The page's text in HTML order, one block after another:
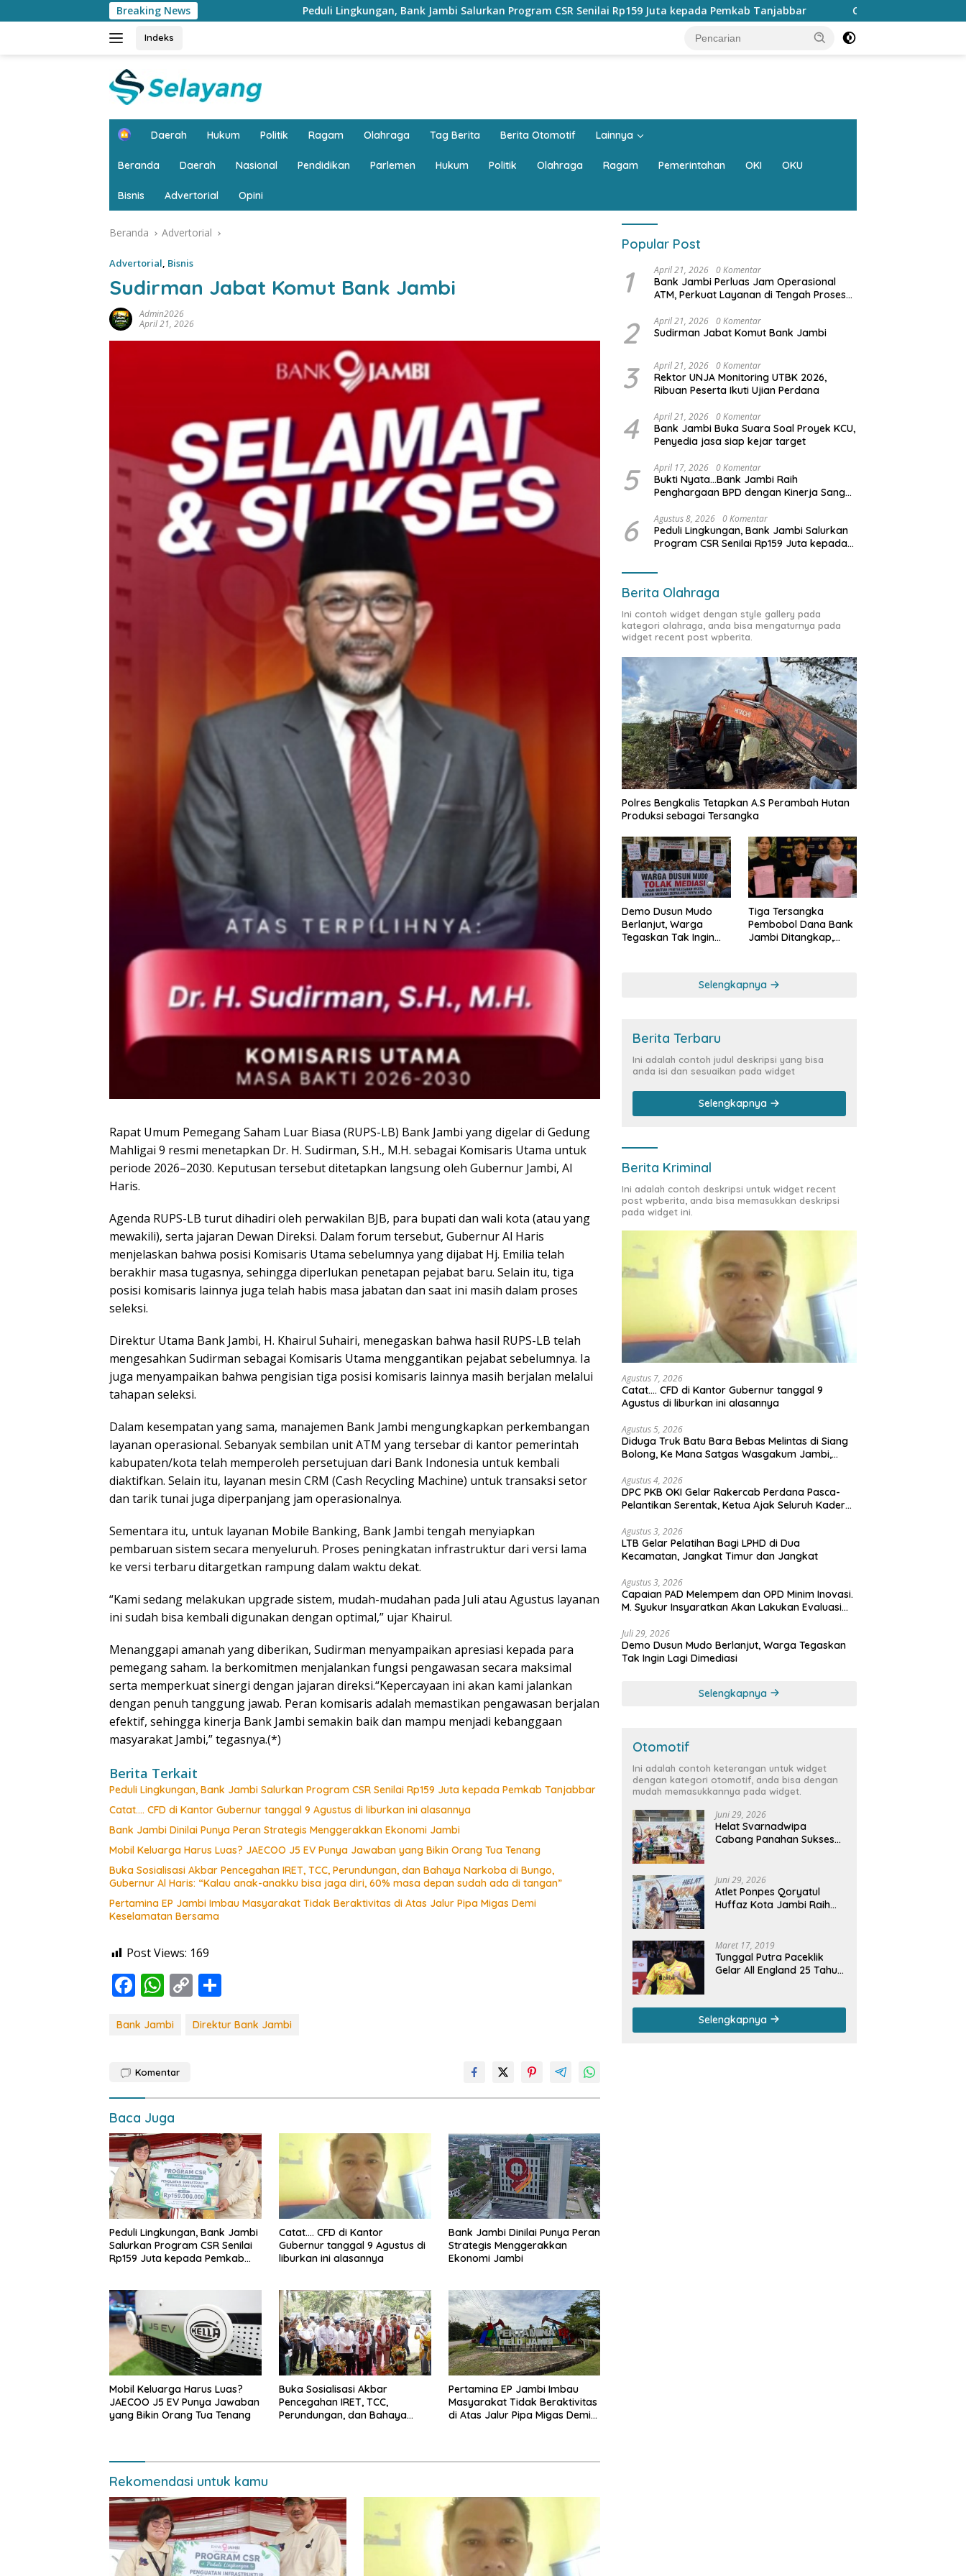
ke
Breaking NewsPeduli Lingkungan, Bank Jambi Salurkan Program CSR Senilai Rp159 Juta kepada Pemkab Tanjabbar Catat…. CFD di Kantor Gubernur tanggal 9
Indeks
H
e
Daerah Hukum Politik Ragam Olahraga Tag Berita Berita Otomotif Lainnya
Beranda Daerah Nasional Pendidikan Parlemen Hukum Politik Olahraga Ragam Pemerintahan OKI OKU
Bisnis Advertorial Opini
Beranda Advertorial
Advertorial, Bisnis
Sudirman Jabat Komut Bank Jambi
Admin2026
April 21, 2026
Rapat Umum Pemegang Saham Luar Biasa (RUPS-LB) Bank Jambi yang digelar di Gedung
Mahligai 9 resmi menetapkan Dr. H. Sudirman, S.H., M.H. sebagai Komisaris Utama untuk
periode 2026–2030. Keputusan tersebut ditetapkan langsung oleh Gubernur Jambi, Al
Haris.
Agenda RUPS-LB turut dihadiri oleh perwakilan BJB, para bupati dan wali kota (atau yang
mewakili), serta jajaran Dewan Direksi. Dalam forum tersebut, Gubernur Al Haris
menjelaskan bahwa posisi Komisaris Utama sebelumnya yang dijabat Hj. Emilia telah
berakhir masa tugasnya, sehingga diperlukan penetapan pejabat baru. Selain itu, tiga
posisi komisaris lainnya juga telah habis masa jabatan dan saat ini masih dalam proses
seleksi.
Direktur Utama Bank Jambi, H. Khairul Suhairi, menegaskan bahwa hasil RUPS-LB telah
mengesahkan Sudirman sebagai Komisaris Utama menggantikan pejabat sebelumnya. Ia
juga menyampaikan bahwa pengisian tiga posisi komisaris lainnya masih berjalan melalui
tahapan seleksi.
Dalam kesempatan yang sama, manajemen Bank Jambi mengungkapkan perkembangan
layanan operasional. Sebanyak sembilan unit ATM yang tersebar di kantor pemerintah
kabupaten/kota telah memperoleh persetujuan dari Bank Indonesia untuk kembali
diaktifkan. Selain itu, layanan mesin CRM (Cash Recycling Machine) untuk transaksi setor
dan tarik tunai juga diperpanjang jam operasionalnya.
Sementara itu, untuk layanan Mobile Banking, Bank Jambi tengah menyiapkan
pembaruan sistem secara menyeluruh. Proses peningkatan infrastruktur dari versi lama
ke versi terbaru ditargetkan rampung dalam waktu dekat.
“Kami sedang melakukan upgrade sistem, mudah-mudahan pada Juli atau Agustus layanan
ini sudah bisa kembali digunakan dengan optimal,” ujar Khairul.
Menanggapi amanah yang diberikan, Sudirman menyampaikan apresiasi kepada para
pemegang saham. Ia berkomitmen menjalankan fungsi pengawasan secara maksimal
serta memperkuat sinergi dengan jajaran direksi.“Kepercayaan ini akan kami jalankan
dengan penuh tanggung jawab. Peran komisaris adalah memastikan pengawasan berjalan
efektif, sehingga kinerja Bank Jambi semakin baik dan mampu menjadi kebanggaan
masyarakat Jambi,” tegasnya.(*)
Berita Terkait
Peduli Lingkungan, Bank Jambi Salurkan Program CSR Senilai Rp159 Juta kepada Pemkab Tanjabbar
Catat…. CFD di Kantor Gubernur tanggal 9 Agustus di liburkan ini alasannya
Bank Jambi Dinilai Punya Peran Strategis Menggerakkan Ekonomi Jambi
Mobil Keluarga Harus Luas? JAECOO J5 EV Punya Jawaban yang Bikin Orang Tua Tenang
Buka Sosialisasi Akbar Pencegahan IRET, TCC, Perundungan, dan Bahaya Narkoba di Bungo,
Gubernur Al Haris: “Kalau anak-anakku bisa jaga diri, 60% masa depan sudah ada di tangan”
Pertamina EP Jambi Imbau Masyarakat Tidak Beraktivitas di Atas Jalur Pipa Migas Demi
Keselamatan Bersama
Post Views: 169
F
e
o
o
k
W
at
A
p
p
C
p
n
ar
Bank Jambi Direktur Bank Jambi
Komentar
Baca Juga
Peduli Lingkungan, Bank Jambi
Salurkan Program CSR Senilai
Rp159 Juta kepada Pemkab
Catat…. CFD di Kantor
Gubernur tanggal 9 Agustus di
liburkan ini alasannya
Bank Jambi Dinilai Punya Peran
Strategis Menggerakkan
Ekonomi Jambi
Mobil Keluarga Harus Luas?
JAECOO J5 EV Punya Jawaban
yang Bikin Orang Tua Tenang
Buka Sosialisasi Akbar
Pencegahan IRET, TCC,
Perundungan, dan Bahaya
Pertamina EP Jambi Imbau
Masyarakat Tidak Beraktivitas
di Atas Jalur Pipa Migas Demi
Rekomendasi untuk kamu
Popular Post
1 April 21, 2026 0 Komentar
Bank Jambi Perluas Jam Operasional
ATM, Perkuat Layanan di Tengah Proses
2 April 21, 2026 0 Komentar
Sudirman Jabat Komut Bank Jambi
3 April 21, 2026 0 Komentar
Rektor UNJA Monitoring UTBK 2026,
Ribuan Peserta Ikuti Ujian Perdana
4 April 21, 2026 0 Komentar
Bank Jambi Buka Suara Soal Proyek KCU,
Penyedia jasa siap kejar target
5 April 17, 2026 0 Komentar
Bukti Nyata…Bank Jambi Raih
Penghargaan BPD dengan Kinerja Sangat
6 Agustus 8, 2026 0 Komentar
Peduli Lingkungan, Bank Jambi Salurkan
Program CSR Senilai Rp159 Juta kepada
Berita Olahraga
Ini contoh widget dengan style gallery pada
kategori olahraga, anda bisa mengaturnya pada
widget recent post wpberita.
Polres Bengkalis Tetapkan A.S Perambah Hutan
Produksi sebagai Tersangka
Demo Dusun Mudo
Berlanjut, Warga
Tegaskan Tak Ingin
Tiga Tersangka
Pembobol Dana Bank
Jambi Ditangkap,
Miliar
Selengkapnya
Berita Terbaru
Ini adalah contoh judul deskripsi yang bisa
anda isi dan sesuaikan pada widget
Selengkapnya
Berita Kriminal
Ini adalah contoh deskripsi untuk widget recent
post wpberita, anda bisa memasukkan deskripsi
pada widget ini.
Agustus 7, 2026
Catat…. CFD di Kantor Gubernur tanggal 9
Agustus di liburkan ini alasannya
Agustus 5, 2026
Diduga Truk Batu Bara Bebas Melintas di Siang
Bolong, Ke Mana Satgas Wasgakum Jambi,
Agustus 4, 2026
DPC PKB OKI Gelar Rakercab Perdana Pasca-
Pelantikan Serentak, Ketua Ajak Seluruh Kader
Agustus 3, 2026
LTB Gelar Pelatihan Bagi LPHD di Dua
Kecamatan, Jangkat Timur dan Jangkat
Agustus 3, 2026
Capaian PAD Melempem dan OPD Minim Inovasi.
M. Syukur Insyaratkan Akan Lakukan Evaluasi
Juli 29, 2026
Demo Dusun Mudo Berlanjut, Warga Tegaskan
Tak Ingin Lagi Dimediasi
Selengkapnya
Otomotif
Ini adalah contoh keterangan untuk widget
dengan kategori otomotif, anda bisa dengan
mudah memasukkannya pada widget.
Juni 29, 2026
Helat Svarnadwipa
Cabang Panahan Sukses
Apresiasi
Juni 29, 2026
Atlet Ponpes Qoryatul
Huffaz Kota Jambi Raih
Maret 17, 2019
Tunggal Putra Paceklik
Gelar All England 25 Tahun,
Selengkapnya